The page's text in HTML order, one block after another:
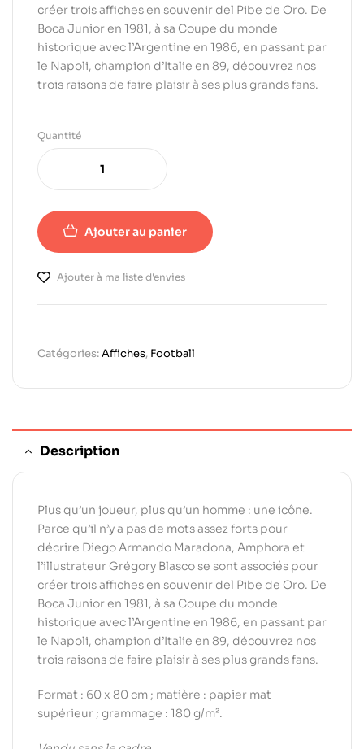
créer trois affiches en souvenir del Pibe de Oro. De
Boca Junior en 1981, à sa Coupe du monde
historique avec l’Argentine en 1986, en passant par
le Napoli, champion d’Italie en 89, découvrez nos
trois raisons de faire plaisir à ses plus grands fans.
Quantité
Ajouter au panier
Ajouter à ma liste d'envies
Catégories:Affiches, Football
Description
Plus qu’un joueur, plus qu’un homme : une icône.
Parce qu’il n’y a pas de mots assez forts pour
décrire Diego Armando Maradona, Amphora et
l’illustrateur Grégory Blasco se sont associés pour
créer trois affiches en souvenir del Pibe de Oro. De
Boca Junior en 1981, à sa Coupe du monde
historique avec l’Argentine en 1986, en passant par
le Napoli, champion d’Italie en 89, découvrez nos
trois raisons de faire plaisir à ses plus grands fans.
Format : 60 x 80 cm ; matière : papier mat
supérieur ; grammage : 180 g/m².